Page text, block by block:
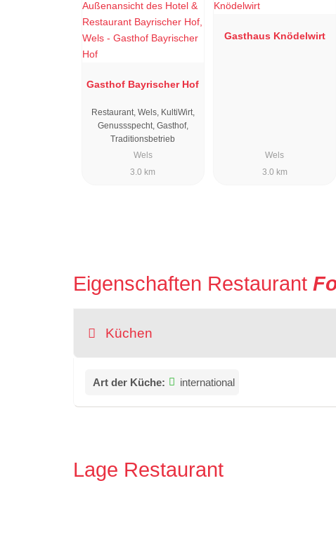
Gasthof Bayrischer Hof
Restaurant, Wels, KultiWirt,
Genussspecht, Gasthof,
Traditionsbetrieb
Wels
3.0 km
Gasthaus Knödelwirt
Wels
3.0 km
Eigenschaften Restaurant
Küchen
Art der Küche: international
Lage Restaurant